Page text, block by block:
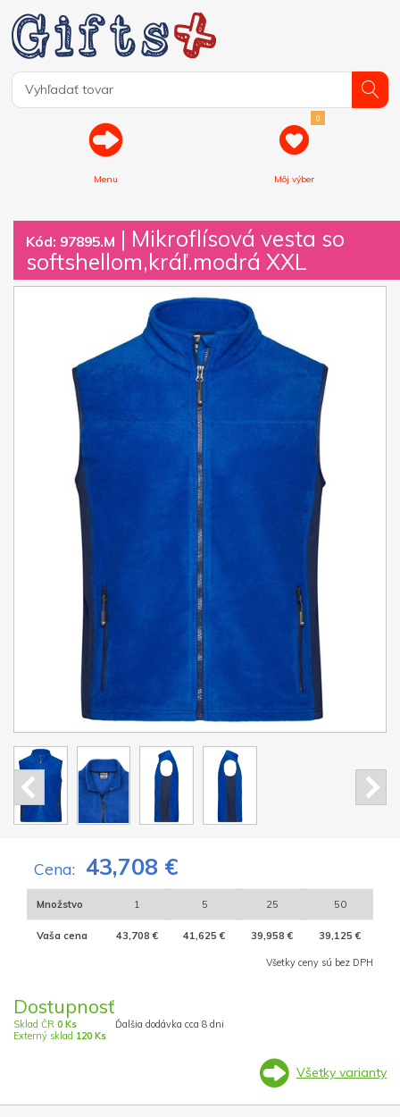
Menu
0
Môj výber
Kód: 97895.M | Mikroflísová vesta so
softshellom,kráľ.modrá XXL
Cena: 43,708 €
Množstvo 1 5 25 50
Vaša cena 43,708 € 41,625 € 39,958 € 39,125 €
Všetky ceny sú bez DPH
Dostupnosť
Sklad ČR 0 Ks
Externý sklad 120 Ks
Ďalšia dodávka cca 8 dni
Všetky varianty